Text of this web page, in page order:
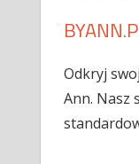
Odkryj
Ann. Nasz